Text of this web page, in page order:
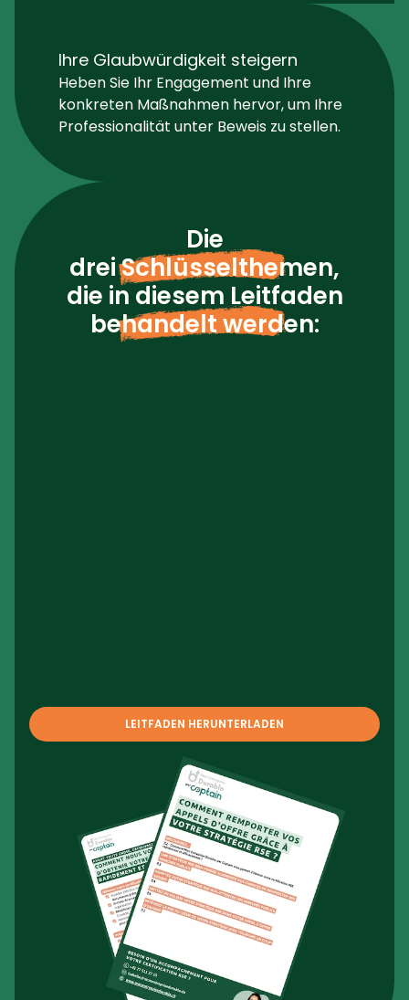
Ihre Glaubwürdigkeit steigern
Heben Sie Ihr Engagement und Ihre
konkreten Maßnahmen hervor, um Ihre
Professionalität unter Beweis zu stellen.
Die
drei Schlüsselthemen,
die in diesem Leitfaden
behandelt werden:
LEITFADEN HERUNTERLADEN